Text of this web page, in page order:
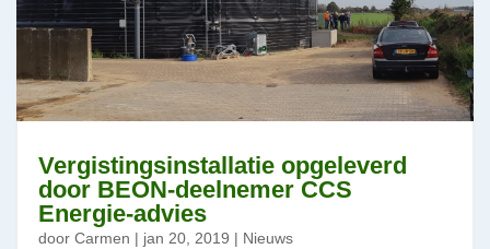
Vergistingsinstallatie opgeleverd
door BEON-deelnemer CCS
Energie-advies
door Carmen | jan 20, 2019 | Nieuws